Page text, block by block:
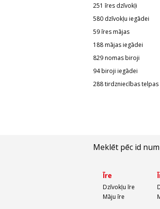
251 īres dzīvokļi
580 dzīvokļu iegādei
59 īres mājas
188 mājas iegādei
829 nomas biroji
94 biroji iegādei
288 tirdzniecības telpas
Meklēt pēc id
Īre
Dzīvokļu īre
Māju īre